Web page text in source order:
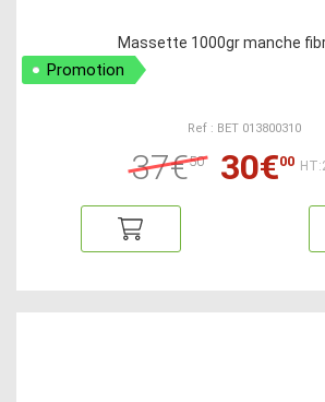
Massette 1000gr manche
Promotion
Ref : BET 013800310
37€50 30€00